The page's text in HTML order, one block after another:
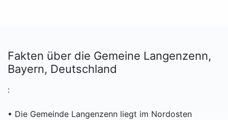
Fakten über die Gemeine Langenzenn,
Bayern, Deutschland
:
• Die Gemeinde Langenzenn liegt im Nordosten